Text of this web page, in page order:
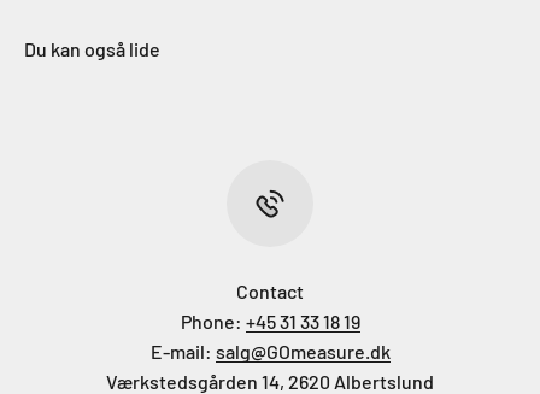
Du kan også lide
Contact
Phone: +45 31 33 18 19
E-mail: salg@GOmeasure.dk
Værkstedsgården 14, 2620 Albertslund